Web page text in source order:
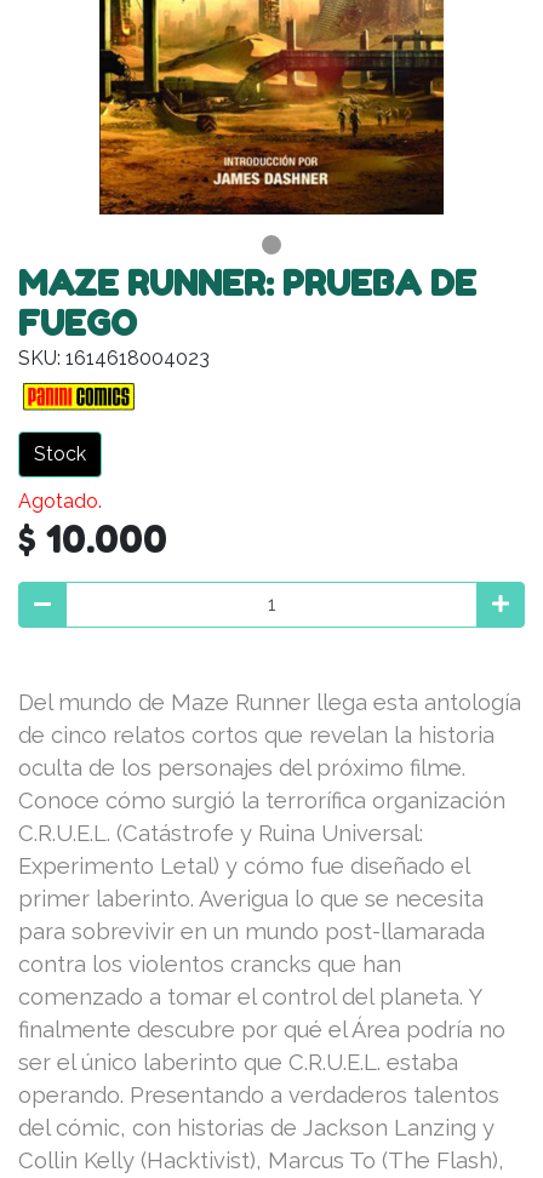
MAZE RUNNER: PRUEBA DE
FUEGO
SKU: 1614618004023
Stock
Agotado.
$ 10.000
Del mundo de Maze Runner llega esta antología
de cinco relatos cortos que revelan la historia
oculta de los personajes del próximo filme.
Conoce cómo surgió la terrorífica organización
C.R.U.E.L. (Catástrofe y Ruina Universal:
Experimento Letal) y cómo fue diseñado el
primer laberinto. Averigua lo que se necesita
para sobrevivir en un mundo post-llamarada
contra los violentos crancks que han
comenzado a tomar el control del planeta. Y
finalmente descubre por qué el Área podría no
ser el único laberinto que C.R.U.E.L. estaba
operando. Presentando a verdaderos talentos
del cómic, con historias de Jackson Lanzing y
Collin Kelly (Hacktivist), Marcus To (The Flash),